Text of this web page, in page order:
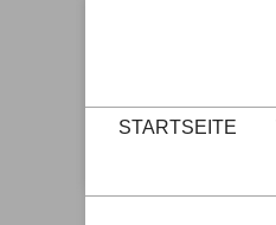
STARTSEITE